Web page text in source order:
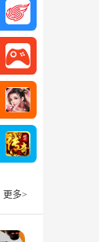
更多>